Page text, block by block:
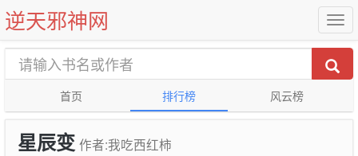
逆天邪神网
首页 排行榜 风云榜
星辰变 作者:我吃西红柿